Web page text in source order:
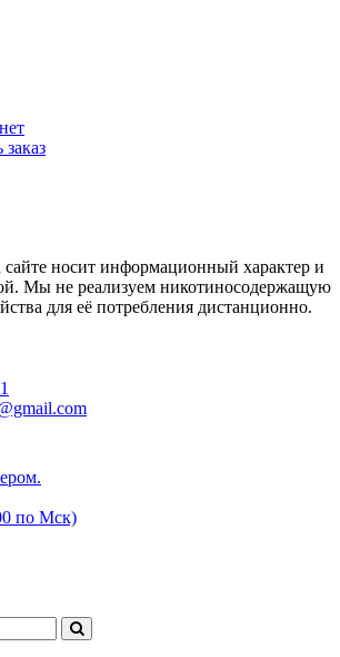
носит информационный характер и
Мы не реализуем никотиносодержащую
для её потребления дистанционно.
по Мск)